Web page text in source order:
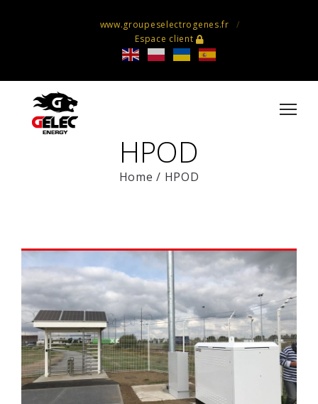
www.groupeselectrogenes.fr
Espace client
HPOD
Home / HPOD